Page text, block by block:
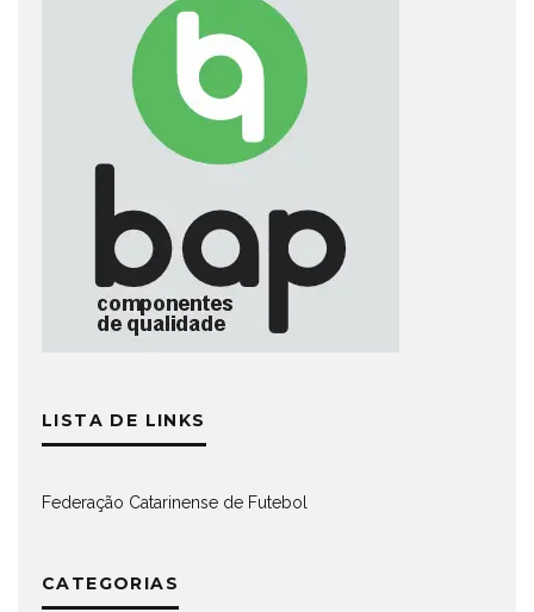
LISTA DE LINKS
Federação Catarinense de Futebol
CATEGORIAS